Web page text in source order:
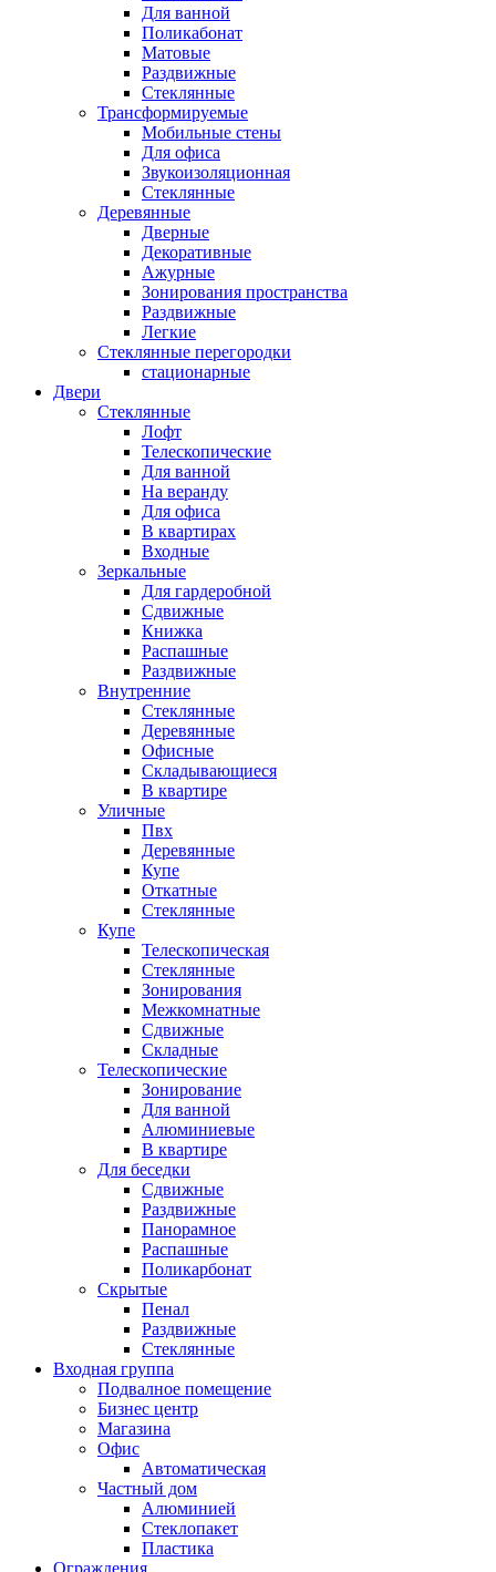
Для ванной
Поликабонат
Матовые
Раздвижные
Стеклянные
Трансформируемые
Мобильные стены
Для офиса
Звукоизоляционная
Стеклянные
Деревянные
Дверные
Декоративные
Ажурные
Зонирования пространства
Раздвижные
Легкие
Стеклянные перегородки
стационарные
Двери
Стеклянные
Лофт
Телескопические
Для ванной
На веранду
Для офиса
В квартирах
Входные
Зеркальные
Для гардеробной
Сдвижные
Книжка
Распашные
Раздвижные
Внутренние
Стеклянные
Деревянные
Офисные
Складывающиеся
В квартире
Уличные
Пвх
Деревянные
Купе
Откатные
Стеклянные
Купе
Телескопическая
Стеклянные
Зонирования
Межкомнатные
Сдвижные
Складные
Телескопические
Зонирование
Для ванной
Алюминиевые
В квартире
Для беседки
Сдвижные
Раздвижные
Панорамное
Распашные
Поликарбонат
Скрытые
Пенал
Раздвижные
Стеклянные
Входная группа
Подвалное помещение
Бизнес центр
Магазина
Офис
Автоматическая
Частный дом
Алюминией
Стеклопакет
Пластика
Ограждения